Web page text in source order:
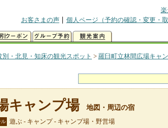
お客さまの声
個人ページ（予約の確認・変更・取
別・北見・知床の観光スポット > 羅臼町立林間広場キャ
キャンプ場 地図・周辺の宿
ル 遊ぶ - キャンプ - キャンプ場・野営場